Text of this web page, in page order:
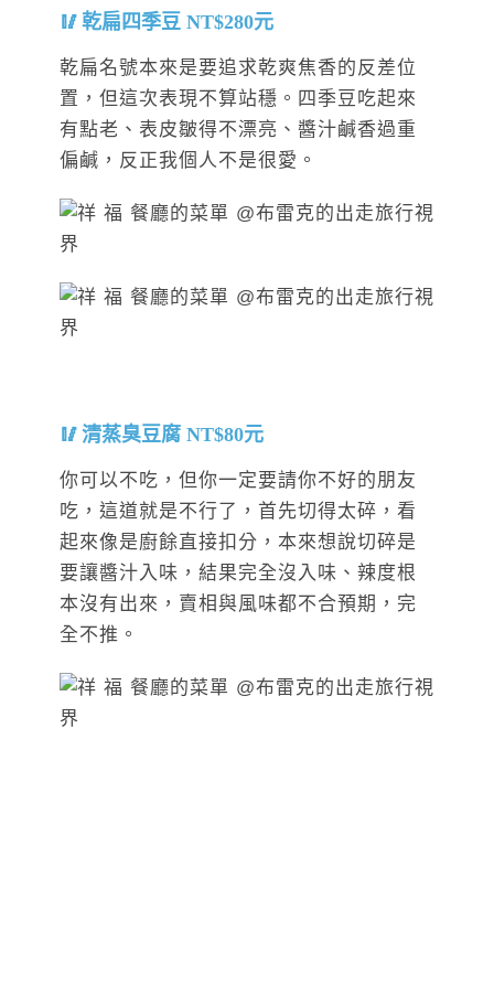
乾扁四季豆 NT$280元
乾扁名號本來是要追求乾爽焦香的反差位
置，但這次表現不算站穩。四季豆吃起來
有點老、表皮皺得不漂亮、醬汁鹹香過重
偏鹹，反正我個人不是很愛。
清蒸臭豆腐 NT$80元
你可以不吃，但你一定要請你不好的朋友
吃，這道就是不行了，首先切得太碎，看
起來像是廚餘直接扣分，本來想說切碎是
要讓醬汁入味，結果完全沒入味、辣度根
本沒有出來，賣相與風味都不合預期，完
全不推。